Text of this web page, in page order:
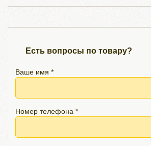
Есть вопросы по товару?
Ваше имя *
Номер телефона *